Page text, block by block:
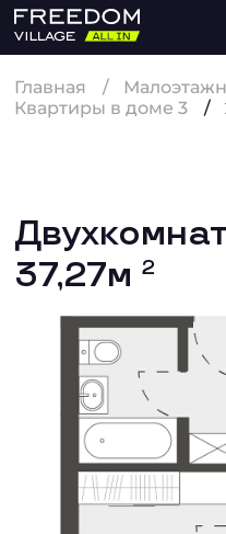
Главная
Квартиры в доме 3
37,27м 2